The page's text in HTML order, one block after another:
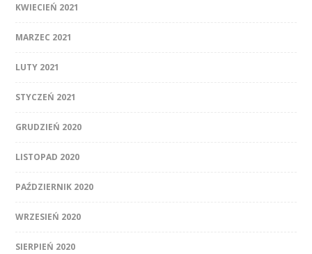
KWIECIEŃ 2021
MARZEC 2021
LUTY 2021
STYCZEŃ 2021
GRUDZIEŃ 2020
LISTOPAD 2020
PAŹDZIERNIK 2020
WRZESIEŃ 2020
SIERPIEŃ 2020